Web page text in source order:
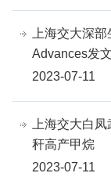
上海交大深
Advances发
2023-07-11
上海交大白
秆高产甲烷
2023-07-11